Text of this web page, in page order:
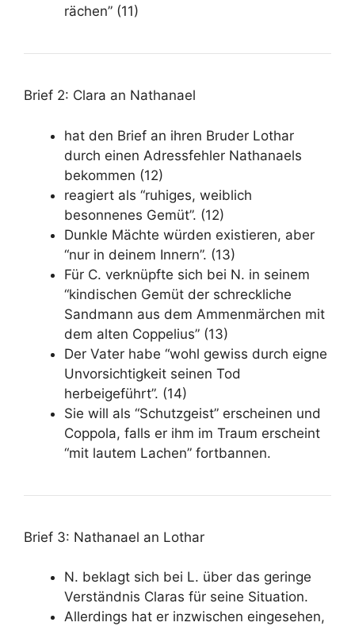
rächen” (11)
Brief 2: Clara an Nathanael
hat den Brief an ihren Bruder Lothar
durch einen Adressfehler Nathanaels
bekommen (12)
reagiert als “ruhiges, weiblich
besonnenes Gemüt”. (12)
Dunkle Mächte würden existieren, aber
“nur in deinem Innern”. (13)
Für C. verknüpfte sich bei N. in seinem
“kindischen Gemüt der schreckliche
Sandmann aus dem Ammenmärchen mit
dem alten Coppelius” (13)
Der Vater habe “wohl gewiss durch eigne
Unvorsichtigkeit seinen Tod
herbeigeführt”. (14)
Sie will als “Schutzgeist” erscheinen und
Coppola, falls er ihm im Traum erscheint
“mit lautem Lachen” fortbannen.
Brief 3: Nathanael an Lothar
N. beklagt sich bei L. über das geringe
Verständnis Claras für seine Situation.
Allerdings hat er inzwischen eingesehen,